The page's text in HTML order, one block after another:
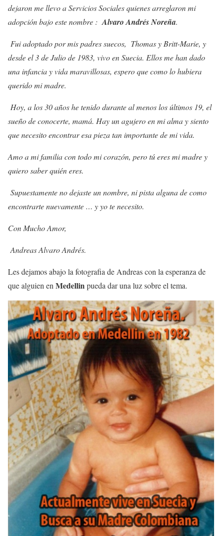
dejaron me llevo a Servicios Sociales quienes arreglaron mi
adopción bajo este nombre :Alvaro Andrés Noreña.
Fui adoptado por mis padres suecos, Thomas y Britt-Marie, y
desde el 3 de Julio de 1983, vivo en Suecia. Ellos me han dado
una infancia y vida maravillosas, espero que como lo hubiera
querido mi madre.
Hoy, a los 30 años he tenido durante al menos los últimos 19, el
sueño de conocerte, mamá. Hay un agujero en mi alma y siento
que necesito encontrar esa pieza tan importante de mi vida.
Amo a mi familia con todo mi corazón, pero tú eres mi madre y
quiero saber quién eres.
Supuestamente no dejaste un nombre, ni pista alguna de como
encontrarte nuevamente … y yo te necesito.
Con Mucho Amor,
Andreas Alvaro Andrés.
Les dejamos abajo la fotografia de Andreas con la esperanza de
que alguien enMedellinpueda dar una luz sobre el tema.